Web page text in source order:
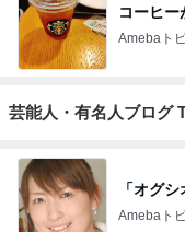
コーヒ
Amebaト
芸能人・有名人ブログ
「オグ
Amebaト